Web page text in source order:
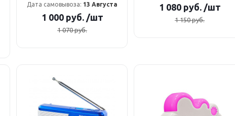
Дата самовывоза: 13 Августа
1 000руб. /шт
1 070руб.
1 080руб. /шт
1 150руб.